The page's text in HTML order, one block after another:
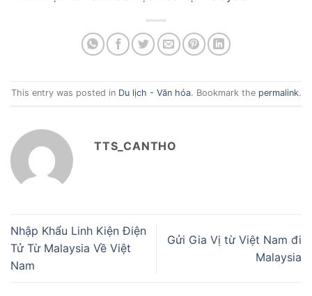
This entry was posted in Du lịch - Văn hóa. Bookmark the permalink.
TTS_CANTHO
Nhập Khẩu Linh Kiện Điện
Tử Từ Malaysia Về Việt
Nam
Gửi Gia Vị từ Việt Nam đi
Malaysia